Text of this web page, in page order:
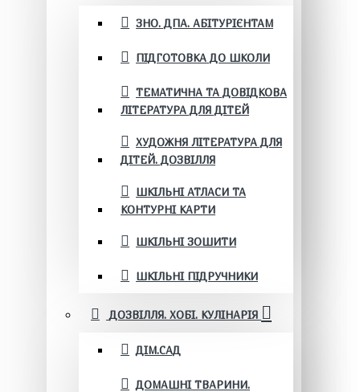
ЗНО. ДПА. АБІТУРІЄНТАМ
ПІДГОТОВКА ДО ШКОЛИ
ТЕМАТИЧНА ТА ДОВІДКОВА
ЛІТЕРАТУРА ДЛЯ ДІТЕЙ
ХУДОЖНЯ ЛІТЕРАТУРА ДЛЯ
ДІТЕЙ. ДОЗВІЛЛЯ
ШКІЛЬНІ АТЛАСИ ТА
КОНТУРНІ КАРТИ
ШКІЛЬНІ ЗОШИТИ
ШКІЛЬНІ ПІДРУЧНИКИ
ДОЗВІЛЛЯ. ХОБІ. КУЛІНАРІЯ
ДІМ.САД
ДОМАШНІ ТВАРИНИ.